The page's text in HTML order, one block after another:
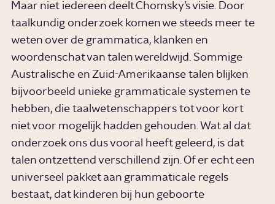
Maar niet iedereen deelt Chomsky’s visie. Door
taalkundig onderzoek komen we steeds meer te
weten over de grammatica, klanken en
woordenschat van talen wereldwijd. Sommige
Australische en Zuid-Amerikaanse talen blijken
bijvoorbeeld unieke grammaticale systemen te
hebben, die taalwetenschappers tot voor kort
niet voor mogelijk hadden gehouden. Wat al dat
onderzoek ons dus vooral heeft geleerd, is dat
talen ontzettend verschillend zijn. Of er echt een
universeel pakket aan grammaticale regels
bestaat, dat kinderen bij hun geboorte